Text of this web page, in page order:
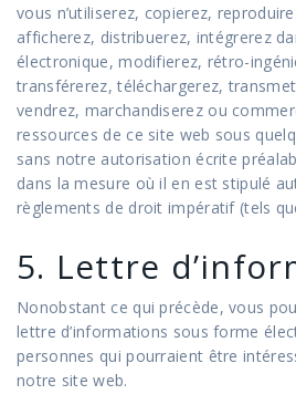
vous n’utiliserez, copierez,
afficherez, distribuerez, intégrerez
électronique, modifierez, rétro-
transférerez, téléchargerez,
vendrez, marchandiserez ou
ressources de ce site web sous
sans notre autorisation écrite
dans la mesure où il en est stipulé
règlements de droit impératif (tels
5. Lettre
Nonobstant ce qui précède, vous
lettre d’informations sous forme
personnes qui pourraient être
notre site web.